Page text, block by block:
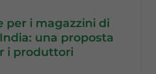
per i magazzini di
una proposta
i produttori